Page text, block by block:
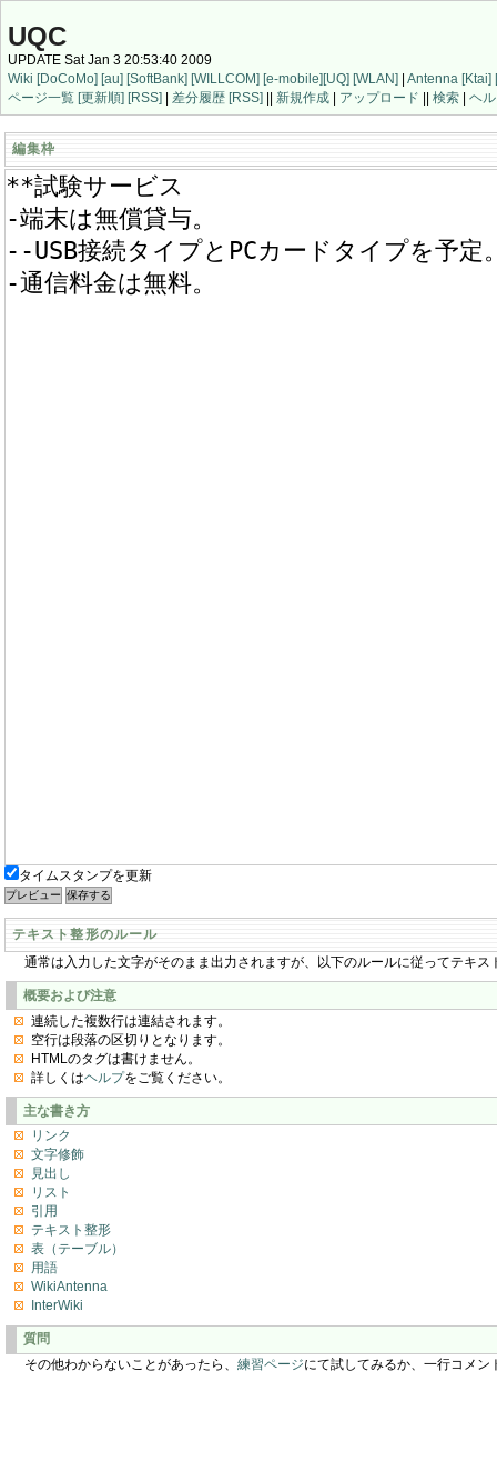
UQC
UPDATE Sat Jan 3 20:53:40 2009
Wiki [DoCoMo] [au] [SoftBank] [WILLCOM] [e-mobile][UQ] [WLAN] | Antenna [Ktai]
ページ一覧 [更新順] [RSS] | 差分履歴 [RSS] || 新規作成 | アップロード || 検索 | ヘ
編集枠
タイムスタンプを更新
テキスト整形のルール
通常は入力した文字がそのまま出力されますが、以下のルールに従ってテキス
概要および注意
連続した複数行は連結されます。
空行は段落の区切りとなります。
HTMLのタグは書けません。
詳しくはヘルプをご覧ください。
主な書き方
リンク
文字修飾
見出し
リスト
引用
テキスト整形
表（テーブル）
用語
WikiAntenna
InterWiki
質問
その他わからないことがあったら、 練習ページにて試してみるか、一行コメン